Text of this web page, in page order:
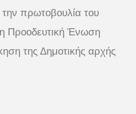
την πρωτοβουλία του
Προοδευτική Ένωση
της Δημοτικής αρχής